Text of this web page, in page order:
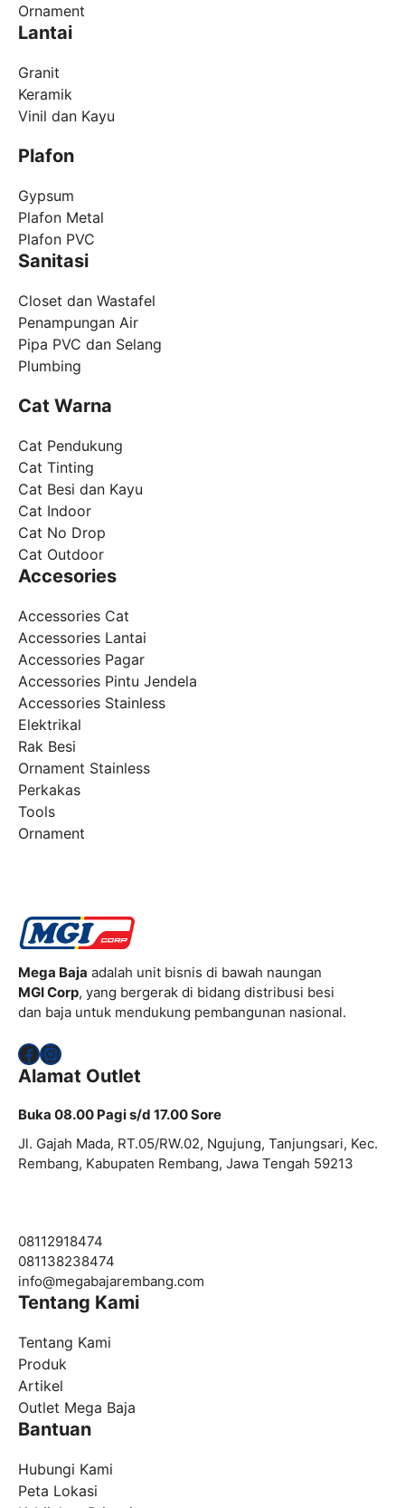
Ornament
Lantai
Granit
Keramik
Vinil dan Kayu
Plafon
Gypsum
Plafon Metal
Plafon PVC
Sanitasi
Closet dan Wastafel
Penampungan Air
Pipa PVC dan Selang
Plumbing
Cat Warna
Cat Pendukung
Cat Tinting
Cat Besi dan Kayu
Cat Indoor
Cat No Drop
Cat Outdoor
Accesories
Accessories Cat
Accessories Lantai
Accessories Pagar
Accessories Pintu Jendela
Accessories Stainless
Elektrikal
Rak Besi
Ornament Stainless
Perkakas
Tools
Ornament
Mega Baja adalah unit bisnis di bawah naungan
MGI Corp, yang bergerak di bidang distribusi besi
dan baja untuk mendukung pembangunan nasional.
Facebook
Instagram
Alamat Outlet
Buka 08.00 Pagi s/d 17.00 Sore
Jl. Gajah Mada, RT.05/RW.02, Ngujung, Tanjungsari, Kec.
Rembang, Kabupaten Rembang, Jawa Tengah 59213
08112918474
081138238474
info@megabajarembang.com
Tentang Kami
Tentang Kami
Produk
Artikel
Outlet Mega Baja
Bantuan
Hubungi Kami
Peta Lokasi